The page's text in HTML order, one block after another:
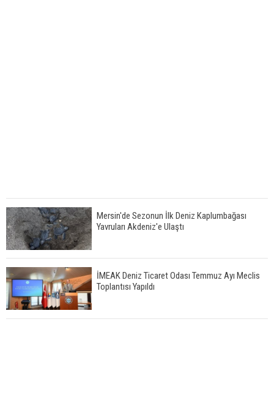
Mersin'de Sezonun İlk Deniz Kaplumbağası
Yavruları Akdeniz'e Ulaştı
İMEAK Deniz Ticaret Odası Temmuz Ayı Meclis
Toplantısı Yapıldı